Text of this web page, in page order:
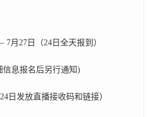
27日（24日全天报到）
名后另行通知)
发放直播接收码和链接）